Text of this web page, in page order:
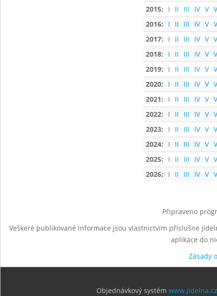
2015:
I II III IV V
2016:
I II III IV V
2017:
I II III IV V
2018:
I II III IV V
2019:
I II III IV V
2020:
I II III IV V
2021:
I II III IV V
2022:
I II III IV V
2023:
I II III IV V
2024:
I II III IV V
2025:
I II III IV V
2026:
I II III IV V
Připraveno
Veškeré publikované informace jsou vlastnictvím příslušné
aplikace do
Zásady
Objednávkový systém www.jidelna.cz